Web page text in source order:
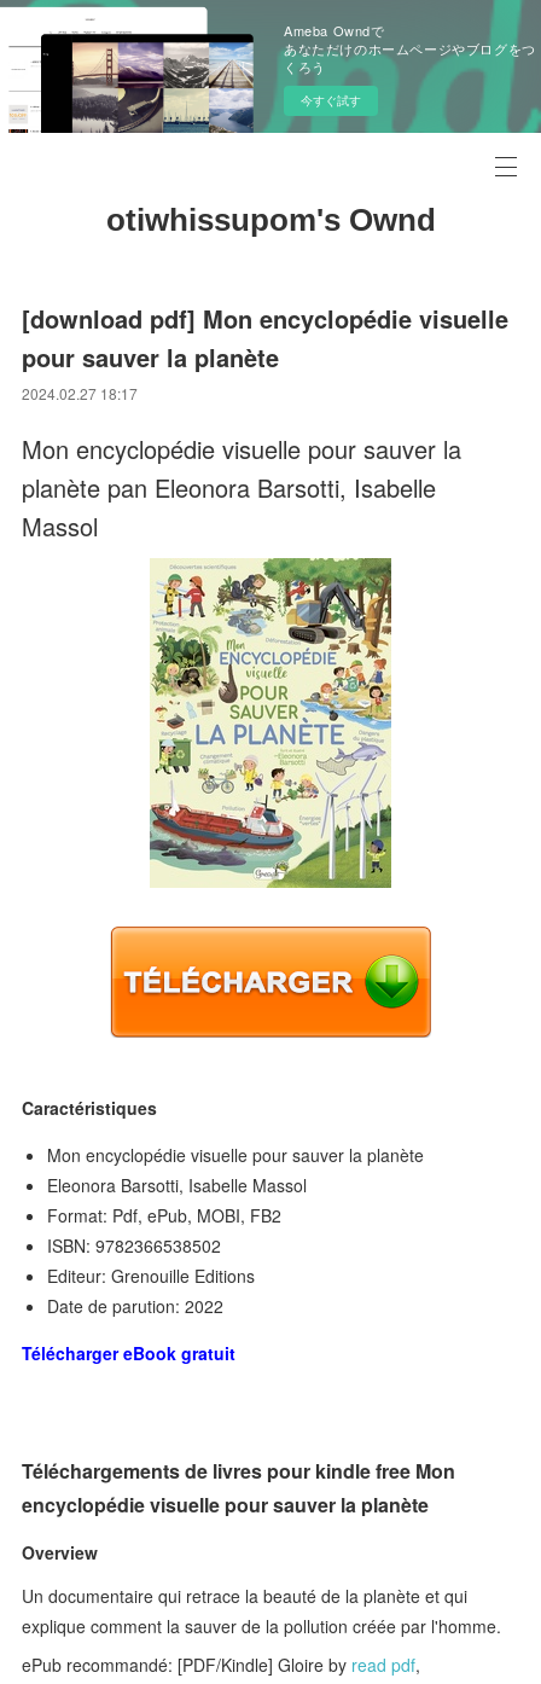
Ameba Owndで
あなただけのホームページやブログをつ
くろう
今すぐ試す
otiwhissupom's Ownd
[download pdf] Mon encyclopédie visuelle
pour sauver la planète
2024.02.27 18:17
Mon encyclopédie visuelle pour sauver la
planète pan Eleonora Barsotti, Isabelle
Massol
Caractéristiques
Mon encyclopédie visuelle pour sauver la planète
Eleonora Barsotti, Isabelle Massol
Format: Pdf, ePub, MOBI, FB2
ISBN: 9782366538502
Editeur: Grenouille Editions
Date de parution: 2022
Télécharger eBook gratuit
Téléchargements de livres pour kindle free Mon
encyclopédie visuelle pour sauver la planète
Overview
Un documentaire qui retrace la beauté de la planète et qui
explique comment la sauver de la pollution créée par l'homme.
ePub recommandé: [PDF/Kindle] Gloire by read pdf,